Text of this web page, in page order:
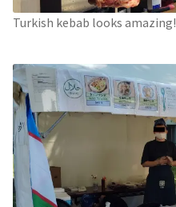
Turkish kebab looks amazing!